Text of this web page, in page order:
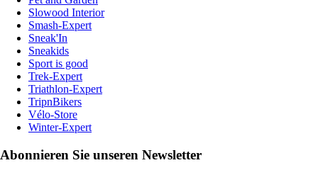
Slowood Interior
Smash-Expert
Sneak'In
Sneakids
Sport is good
Trek-Expert
Triathlon-Expert
TripnBikers
Vélo-Store
Winter-Expert
Abonnieren Sie unseren Newsletter